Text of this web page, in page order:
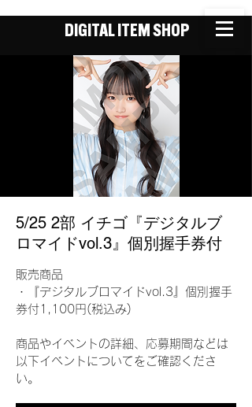
DIGITAL ITEM SHOP
5/25 2部 イチゴ『デジタルブ
ロマイドvol.3』個別握手券付
販売商品
・『デジタルブロマイドvol.3』個別握手
券付1,100円(税込み)
商品やイベントの詳細、応募期間などは
以下イベントについてをご確認くださ
い。